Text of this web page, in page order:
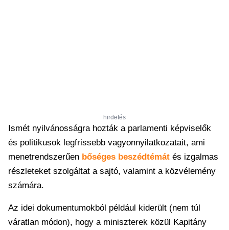
hirdetés
Ismét nyilvánosságra hozták a parlamenti képviselők
és politikusok legfrissebb vagyonnyilatkozatait, ami
menetrendszerűen bőséges beszédtémát és izgalmas
részleteket szolgáltat a sajtó, valamint a közvélemény
számára.
Az idei dokumentumokból például kiderült (nem túl
váratlan módon), hogy a miniszterek közül Kapitány